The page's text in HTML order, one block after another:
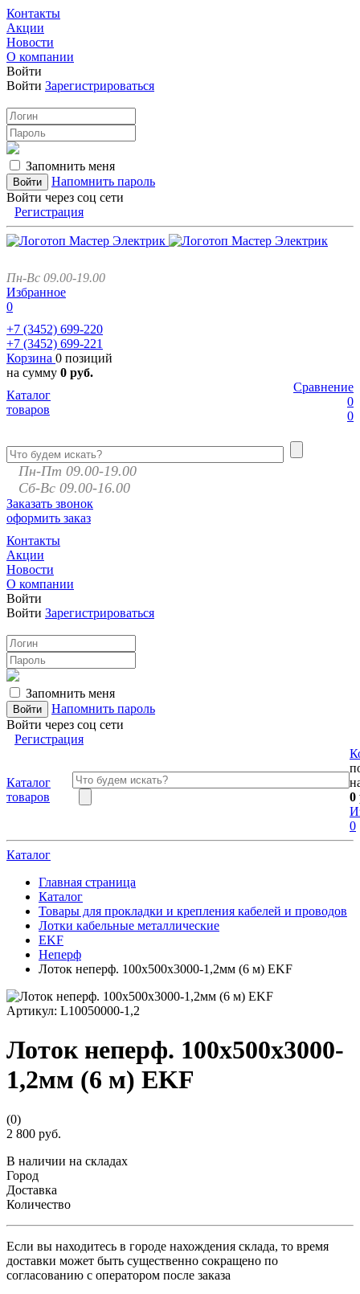
Контакты
Акции
Новости
О компании
Войти
Войти Зарегистрироваться
Запомнить меня
Напомнить пароль
Войти через соц сети
Регистрация
Пн-Вс 09.00-19.00
Избранное
0
+7 (3452) 699-220
+7 (3452) 699-221
Корзина 0 позиций
на сумму 0 руб.
Сравнение
0
0
Каталог
товаров
Пн-Пт 09.00-19.00
Сб-Вс 09.00-16.00
Заказать звонок
оформить заказ
Контакты
Акции
Новости
О компании
Войти
Войти Зарегистрироваться
Запомнить меня
Напомнить пароль
Войти через соц сети
Регистрация
Каталог
товаров
0
0
Каталог
Главная страница
Каталог
Товары для прокладки и крепления кабелей и проводов
Лотки кабельные металлические
EKF
Неперф
Лоток неперф. 100х500x3000-1,2мм (6 м) EKF
Артикул: L10050000-1,2
Лоток неперф. 100х500x3000-
1,2мм (6 м) EKF
(0)
2 800 руб.
В наличии на складах
Город
Доставка
Количество
Если вы находитесь в городе нахождения склада, то время
доставки может быть существенно сокращено по
согласованию с оператором после заказа